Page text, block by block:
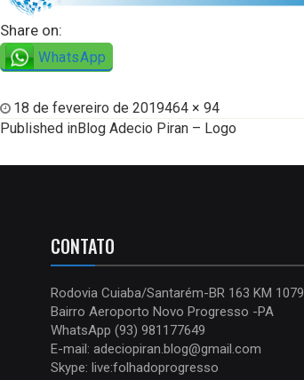
Share on:
WhatsApp
18 de fevereiro de 2019464 × 94
Published inBlog Adecio Piran – Logo
CONTATO
Rodovia Cuiaba/Santarém-BR 163 KM 1079
Bairro Aeroporto Novo Progresso -PA
WhatsApp (93) 981177649
E-mail: adeciopiran.blog@gmail.com
Skype: live:folhadoprogresso